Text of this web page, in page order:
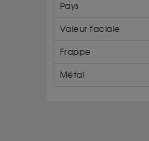
Pays
Valeur faciale
Frappe
Métal